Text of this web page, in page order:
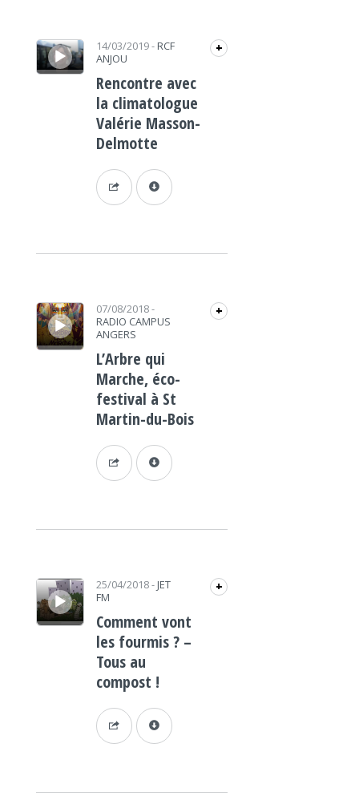
Lecteur audio 14/03/2019- RCF
ANJOU
+
Rencontre avec
la climatologue
Valérie Masson-
Delmotte
Lecteur audio 07/08/2018-
RADIO CAMPUS
ANGERS
+
L’Arbre qui
Marche, éco-
festival à St
Martin-du-Bois
Lecteur audio 25/04/2018- JET
FM
+
Comment vont
les fourmis ? –
Tous au
compost !